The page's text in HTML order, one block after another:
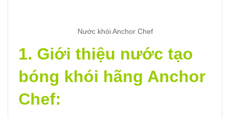
Nước khói Anchor Chef
1. Giới thiệu nước tạo
bóng khói hãng Anchor
Chef: